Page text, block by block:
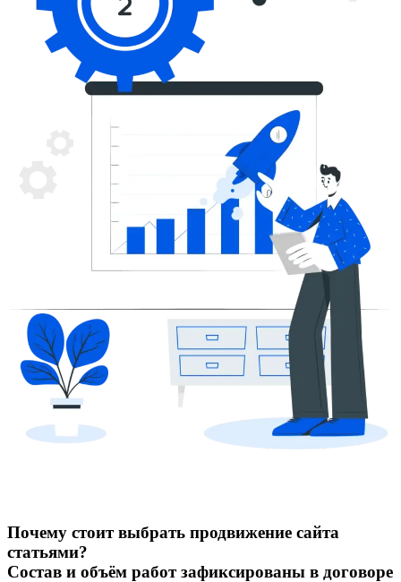
Почему стоит выбрать продвижение сайта
статьями?
Состав и объём работ зафиксированы в договоре